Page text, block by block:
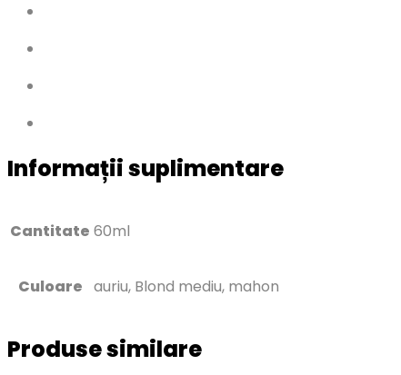
Informații suplimentare
Cantitate 60ml
Culoare auriu, Blond mediu, mahon
Produse similare